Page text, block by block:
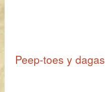
Peep-toes y dagas